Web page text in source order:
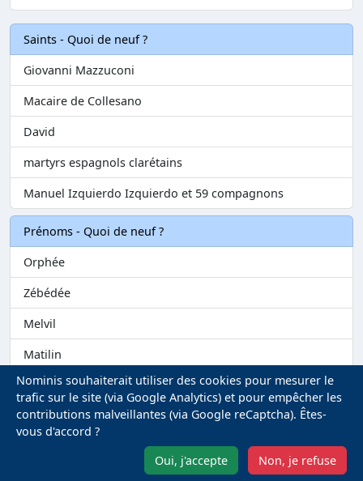
Saints - Quoi de neuf ?
Giovanni Mazzuconi
Macaire de Collesano
David
martyrs espagnols clarétains
Manuel Izquierdo Izquierdo et 59 compagnons
Prénoms - Quoi de neuf ?
Orphée
Zébédée
Melvil
Matilin
Marie-Fontenelle
Mentions légales -Gestion des Cookies
Nominis souhaiterait utiliser des cookies pour mesurer le
trafic sur le site (via Google Analytics) et pour empêcher les
contributions malveillantes (via Google reCaptcha). Êtes-
vous d'accord ?
Oui, j'accepte
Non, je refuse